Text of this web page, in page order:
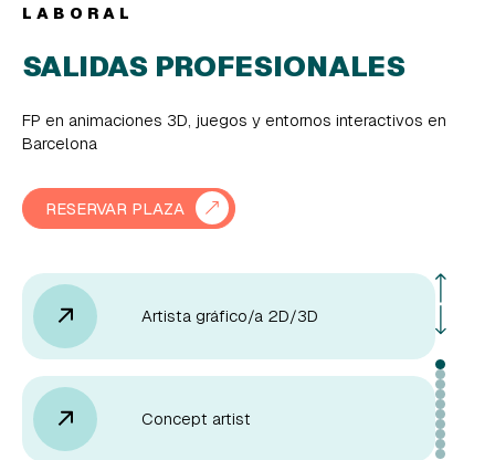
LABORAL
SALIDAS PROFESIONALES
FP en animaciones 3D, juegos y entornos interactivos en
Barcelona
RESERVAR PLAZA
Artista gráfico/a 2D/3D
Concept artist